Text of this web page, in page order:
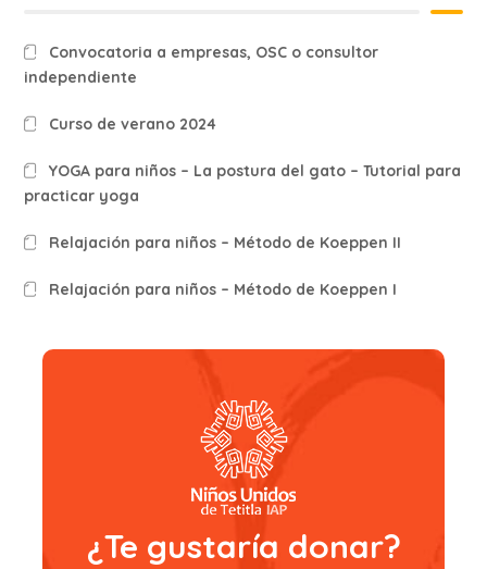
Convocatoria a empresas, OSC o consultor
independiente
Curso de verano 2024
YOGA para niños – La postura del gato – Tutorial para
practicar yoga
Relajación para niños – Método de Koeppen II
Relajación para niños – Método de Koeppen I
¿Te gustaría donar?